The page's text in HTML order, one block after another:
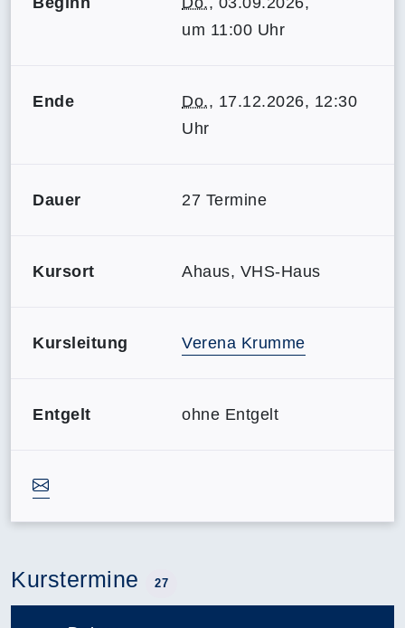
um 11:00 Uhr
Ende Do., 17.12.2026, 12:30
Uhr
Dauer 27 Termine
Kursort Ahaus, VHS-Haus
Kursleitung Verena Krumme
Entgelt ohne Entgelt
Kurstermine 27